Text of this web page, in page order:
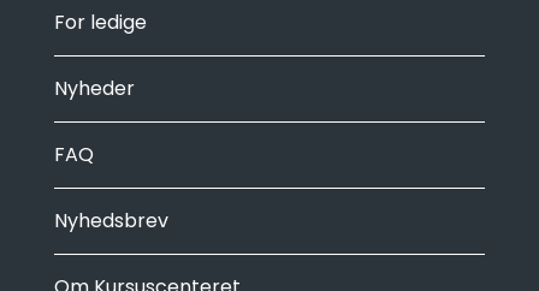
For ledige
Nyheder
FAQ
Nyhedsbrev